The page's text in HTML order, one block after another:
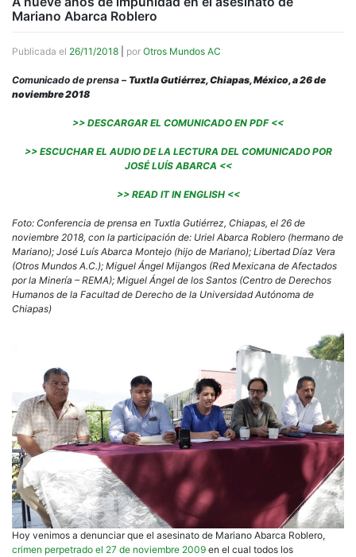
Mariano Abarca Roblero
Publicada el 26/11/2018 por Otros Mundos AC
Comunicado de prensa – Tuxtla Gutiérrez, Chiapas, México, a 26 de
noviembre 2018
>> DESCARGAR EL COMUNICADO EN PDF <<
>> ESCUCHAR EL AUDIO DE LA LECTURA DEL COMUNICADO POR
JOSÉ LUÍS ABARCA <<
>> READ IT IN ENGLISH <<
Foto: Conferencia de prensa en Tuxtla Gutiérrez, Chiapas, el 26 de
noviembre 2018, con la participación de: Uriel Abarca Roblero (hermano de
Mariano); José Luís Abarca Montejo (hijo de Mariano); Libertad Díaz Vera
(Otros Mundos A.C.); Miguel Ángel Mijangos (Red Mexicana de Afectados
por la Minería – REMA); Miguel Ángel de los Santos (Centro de Derechos
Humanos de la Facultad de Derecho de la Universidad Autónoma de
Chiapas)
Hoy venimos a denunciar que el asesinato de Mariano Abarca Roblero,
crimen perpetrado el 27 de noviembre 2009 en el cual todos los